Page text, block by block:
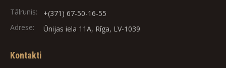
Tālrunis:
+(371) 67-50-16-55
Adrese:
Ūnijas iela 11A, Rīga, LV-1039
Kontakti